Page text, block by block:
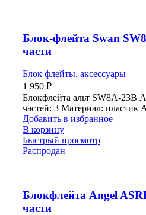
Блок-флейта Swan
части
Блок флейты, аксессуары
1 950 ₽
Блокфлейта альт SW8A-23B
частей: 3 Материал: пластик
Добавить в избранное
В корзину
Быстрый просмотр
Распродан
Блокфлейта Angel
части